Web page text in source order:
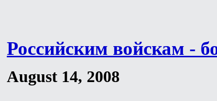
Российским войскам -
August 14, 2008